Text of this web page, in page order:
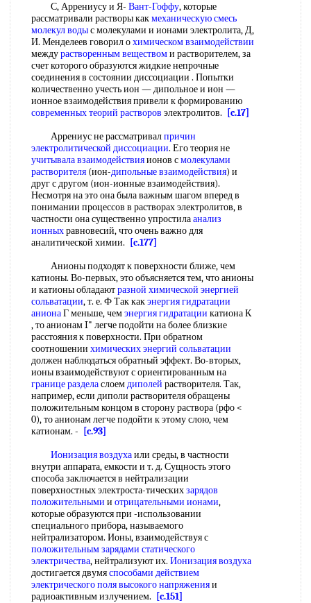
С, Аррениусу и Я- Вант-Гоффу, которые
рассматривали растворы какмеханическую смесь
молекул водыс молекулами и ионами электролита, Д,
И. Менделеев говорил охимическом взаимодействии
междурастворенным веществоми растворителем, за
счет которого образуются жидкие непрочные
соединения в состоянии диссоциации . Попытки
количественно учесть ион — дипольное и ион —
ионное взаимодействия привели к формированию
современных теорий растворов электролитов.
[c.17]
Аррениус не рассматривалпричин
электролитической диссоциации. Его теория не
учитывала взаимодействияионов смолекулами
растворителя (ион-дипольные взаимодействия) и
друг с другом (ион-ионные взаимодействия).
Несмотря на это она была важным шагом вперед в
понимании процессов в растворах электролитов, в
частности она существенно упростилаанализ
ионныхравновесий, что очень важно для
аналитической химии.
[c.177]
Анионы подходят к поверхности ближе, чем
катионы. Во-первых, это объясняется тем, что анионы
и катионы обладаютразной химической энергией
сольватации, т. е. Ф Так какэнергия гидратации
анионаГ меньше, чемэнергия гидратации катиона К
, то анионам I" легче подойти на более близкие
расстояния к поверхности. При обратном
соотношении химических энергий сольватации
должен наблюдаться обратный эффект. Во-вторых,
ионы взаимодействуют с ориентированным на
границе разделаслоемдиполей растворителя. Так,
например, если диполи растворителя обращены
положительным концом в сторону раствора (рфо <
0), то анионам легче подойти к этому слою, чем
катионам. -
[c.93]
Ионизация воздухаили среды, в частности
внутри аппарата, емкости и т. д. Сущность этого
способа заключается в нейтрализации
поверхностных электроста-тическихзарядов
положительными и отрицательными ионами,
которые образуются при -использовании
специального прибора, называемого
нейтрализатором. Ионы, взаимодействуя с
положительным зарядами статического
электричества, нейтрализуют их. Ионизация воздуха
достигается двумяспособами действием
электрического полявысокого напряженияи
радиоактивным излучением.
[c.151]